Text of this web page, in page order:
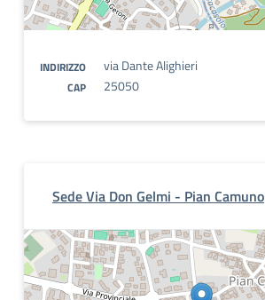
INDIRIZZO via Dante Alighieri
CAP 25050
Sede Via Don Gelmi - Pian Camuno